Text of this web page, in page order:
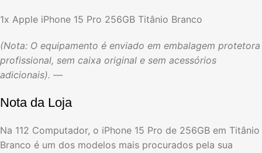
1x Apple iPhone 15 Pro 256GB Titânio Branco
(Nota: O equipamento é enviado em embalagem protetora
profissional, sem caixa original e sem acessórios
adicionais). —
Nota da Loja
Na 112 Computador, o iPhone 15 Pro de 256GB em Titânio
Branco é um dos modelos mais procurados pela sua